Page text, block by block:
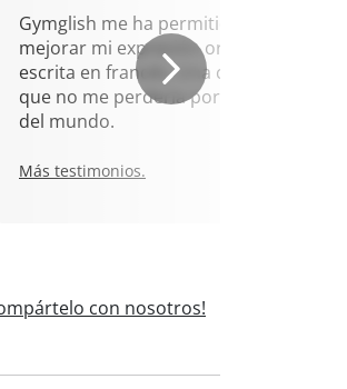
Gymglish me ha permitido
mejorar mi expresión oral y
escrita en francés. Una cita
que no me perdería por nada
del mundo.
Más testimonios.
con nosotros!